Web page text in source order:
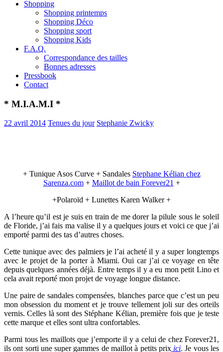
Shopping
Shopping printemps
Shopping Déco
Shopping sport
Shopping Kids
F.A.Q.
Correspondance des tailles
Bonnes adresses
Pressbook
Contact
* M.I.A.M.I *
22 avril 2014 Tenues du jour Stephanie Zwicky
+ Tunique Asos Curve + Sandales Stephane Kélian chez
Sarenza.com+ Maillot de bain Forever21 +
+Polaroïd + Lunettes Karen Walker +
A l’heure qu’il est je suis en train de me dorer la pilule sous le soleil
de Floride, j’ai fais ma valise il y a quelques jours et voici ce que j’ai
emporté parmi des tas d’autres choses.
Cette tunique avec des palmiers je l’ai acheté il y a super longtemps
avec le projet de la porter à Miami. Oui car j’ai ce voyage en tête
depuis quelques années déjà. Entre temps il y a eu mon petit Lino et
cela avait reporté mon projet de voyage longue distance.
Une paire de sandales compensées, blanches parce que c’est un peu
mon obsession du moment et je trouve tellement joli sur des orteils
vernis. Celles là sont des Stéphane Kélian, première fois que je teste
cette marque et elles sont ultra confortables.
Parmi tous les maillots que j’emporte il y a celui de chez Forever21,
ils ont sorti une super gammes de maillot à petits prixici. Je vous les